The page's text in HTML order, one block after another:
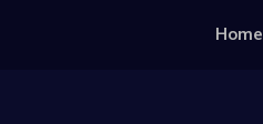
Home